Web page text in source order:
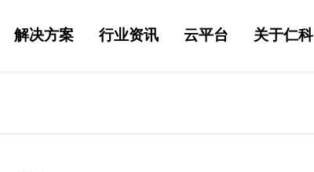
解决方案 行业资讯 云平台 关于仁科